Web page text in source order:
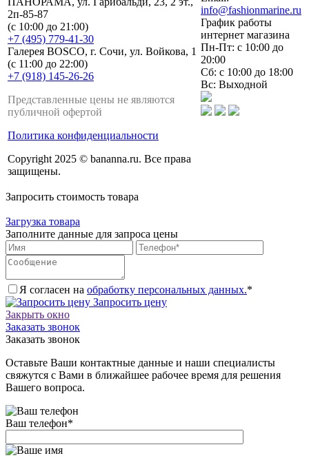
2п-85-87
(с 10:00 до 21:00)
+7 (495) 779-41-30
Галерея BOSCO, г. Сочи, ул. Войкова, 1
(с 11:00 до 22:00)
+7 (918) 145-26-26
Представленные цены не являются
публичной офертой
Политика конфиденциальности
Copyright 2025 © bananna.ru. Все права
защищены.
info@fashionmarine.ru
График работы
интернет магазина
Пн-Пт: с 10:00 до
20:00
Сб: с 10:00 до 18:00
Вс: Выходной
Запросить стоимость товара
Загрузка товара
Заполните данные для запроса цены
Я согласен на обработку персональных данных.*
Запросить цену
Закрыть окно
Заказать звонок
Заказать звонок
Оставьте Ваши контактные данные и наши специалисты
свяжутся с Вами в ближайшее рабочее время для решения
Вашего вопроса.
Ваш телефон*